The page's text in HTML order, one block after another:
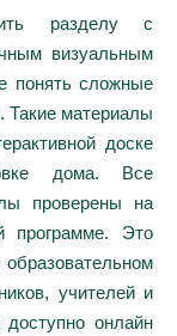
разделу с
визуальным
понять сложные
материалы
доске
дома. Все
проверены на
программе. Это
учителей и
онлайн